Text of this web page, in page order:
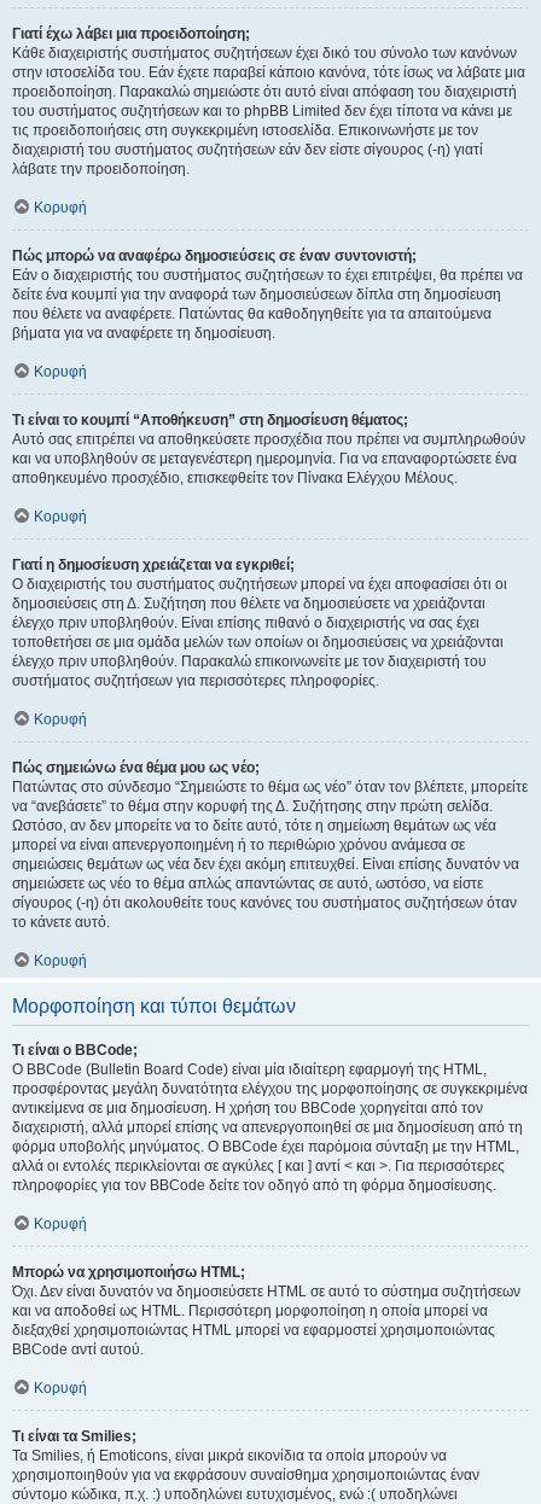
Γιατί έχω λάβει μια προειδοποίηση;
Κάθε διαχειριστής συστήματος συζητήσεων έχει δικό του σύνολο των κανόνων
στην ιστοσελίδα του. Εάν έχετε παραβεί κάποιο κανόνα, τότε ίσως να λάβατε μια
προειδοποίηση. Παρακαλώ σημειώστε ότι αυτό είναι απόφαση του διαχειριστή
του συστήματος συζητήσεων και το phpBB Limited δεν έχει τίποτα να κάνει με
τις προειδοποιήσεις στη συγκεκριμένη ιστοσελίδα. Επικοινωνήστε με τον
διαχειριστή του συστήματος συζητήσεων εάν δεν είστε σίγουρος (-η) γιατί
λάβατε την προειδοποίηση.
Κορυφή
Πώς μπορώ να αναφέρω δημοσιεύσεις σε έναν συντονιστή;
Εάν ο διαχειριστής του συστήματος συζητήσεων το έχει επιτρέψει, θα πρέπει να
δείτε ένα κουμπί για την αναφορά των δημοσιεύσεων δίπλα στη δημοσίευση
που θέλετε να αναφέρετε. Πατώντας θα καθοδηγηθείτε για τα απαιτούμενα
βήματα για να αναφέρετε τη δημοσίευση.
Κορυφή
Τι είναι το κουμπί “Αποθήκευση” στη δημοσίευση θέματος;
Αυτό σας επιτρέπει να αποθηκεύσετε προσχέδια που πρέπει να συμπληρωθούν
και να υποβληθούν σε μεταγενέστερη ημερομηνία. Για να επαναφορτώσετε ένα
αποθηκευμένο προσχέδιο, επισκεφθείτε τον Πίνακα Ελέγχου Μέλους.
Κορυφή
Γιατί η δημοσίευση χρειάζεται να εγκριθεί;
Ο διαχειριστής του συστήματος συζητήσεων μπορεί να έχει αποφασίσει ότι οι
δημοσιεύσεις στη Δ. Συζήτηση που θέλετε να δημοσιεύσετε να χρειάζονται
έλεγχο πριν υποβληθούν. Είναι επίσης πιθανό ο διαχειριστής να σας έχει
τοποθετήσει σε μια ομάδα μελών των οποίων οι δημοσιεύσεις να χρειάζονται
έλεγχο πριν υποβληθούν. Παρακαλώ επικοινωνείτε με τον διαχειριστή του
συστήματος συζητήσεων για περισσότερες πληροφορίες.
Κορυφή
Πώς σημειώνω ένα θέμα μου ως νέο;
Πατώντας στο σύνδεσμο “Σημειώστε το θέμα ως νέο” όταν τον βλέπετε, μπορείτε
να “ανεβάσετε” το θέμα στην κορυφή της Δ. Συζήτησης στην πρώτη σελίδα.
Ωστόσο, αν δεν μπορείτε να το δείτε αυτό, τότε η σημείωση θεμάτων ως νέα
μπορεί να είναι απενεργοποιημένη ή το περιθώριο χρόνου ανάμεσα σε
σημειώσεις θεμάτων ως νέα δεν έχει ακόμη επιτευχθεί. Είναι επίσης δυνατόν να
σημειώσετε ως νέο το θέμα απλώς απαντώντας σε αυτό, ωστόσο, να είστε
σίγουρος (-η) ότι ακολουθείτε τους κανόνες του συστήματος συζητήσεων όταν
το κάνετε αυτό.
Κορυφή
Μορφοποίηση και τύποι θεμάτων
Τι είναι ο BBCode;
Ο BBCode (Bulletin Board Code) είναι μία ιδιαίτερη εφαρμογή της HTML,
προσφέροντας μεγάλη δυνατότητα ελέγχου της μορφοποίησης σε συγκεκριμένα
αντικείμενα σε μια δημοσίευση. Η χρήση του BBCode χορηγείται από τον
διαχειριστή, αλλά μπορεί επίσης να απενεργοποιηθεί σε μια δημοσίευση από τη
φόρμα υποβολής μηνύματος. Ο BBCode έχει παρόμοια σύνταξη με την HTML,
αλλά οι εντολές περικλείονται σε αγκύλες [ και ] αντί < και >. Για περισσότερες
πληροφορίες για τον BBCode δείτε τον οδηγό από τη φόρμα δημοσίευσης.
Κορυφή
Μπορώ να χρησιμοποιήσω HTML;
Όχι. Δεν είναι δυνατόν να δημοσιεύσετε HTML σε αυτό το σύστημα συζητήσεων
και να αποδοθεί ως HTML. Περισσότερη μορφοποίηση η οποία μπορεί να
διεξαχθεί χρησιμοποιώντας HTML μπορεί να εφαρμοστεί χρησιμοποιώντας
BBCode αντί αυτού.
Κορυφή
Τι είναι τα Smilies;
Τα Smilies, ή Emoticons, είναι μικρά εικονίδια τα οποία μπορούν να
χρησιμοποιηθούν για να εκφράσουν συναίσθημα χρησιμοποιώντας έναν
σύντομο κώδικα, π.χ. :) υποδηλώνει ευτυχισμένος, ενώ :( υποδηλώνει